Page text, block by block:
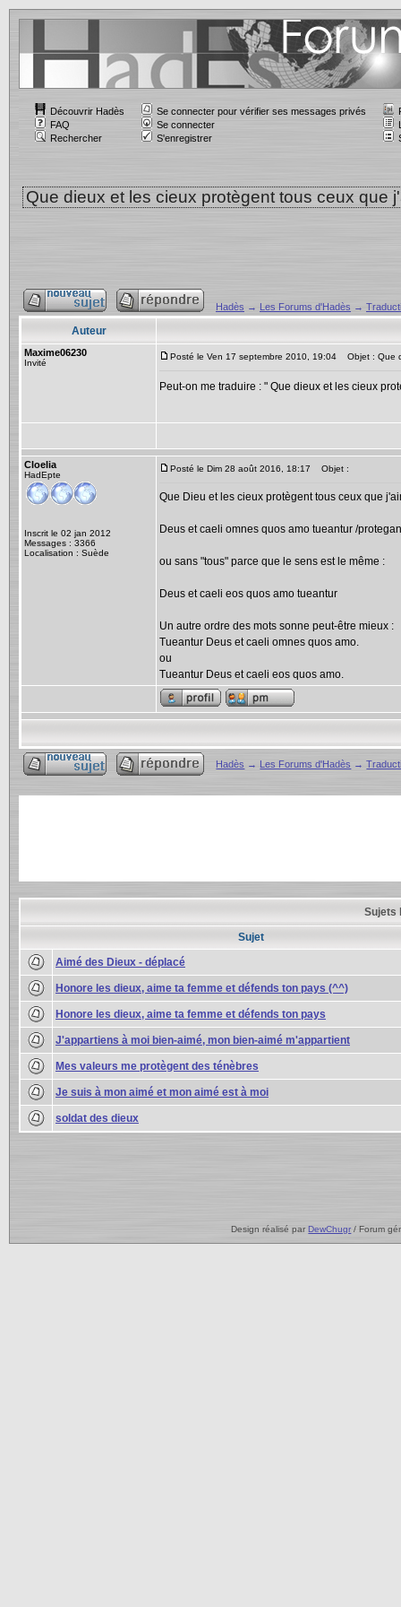
Découvrir Hadès
FAQ
Rechercher
Se connecter pour vérifier ses messages privés
Se connecter
S'enregistrer
Que dieux et les cieux protègent tous ceux que
Hadès → Les Forums d'Hadès →
Auteur
Maxime06230
Invité
Posté le Ven 17 septembre 2010, 19:04 Objet : Que
Peut-on me traduire : " Que dieux et les cieux
Cloelia
HadEpte
Inscrit le 02 jan 2012
Messages : 3366
Localisation : Suède
Posté le Dim 28 août 2016, 18:17 Objet :
Que Dieu et les cieux protègent tous ceux que
Deus et caeli omnes quos amo tueantur /
ou sans "tous" parce que le sens est le même :
Deus et caeli eos quos amo tueantur
Un autre ordre des mots sonne peut-être mieux :
Tueantur Deus et caeli omnes quos amo.
ou
Tueantur Deus et caeli eos quos amo.
Hadès → Les Forums d'Hadès →
Sujets
Sujet
Aimé des Dieux - déplacé
Honore les dieux, aime ta femme et défends ton pays (^^)
Honore les dieux, aime ta femme et défends ton pays
J'appartiens à moi bien-aimé, mon bien-aimé m'appartient
Mes valeurs me protègent des ténèbres
Je suis à mon aimé et mon aimé est à moi
soldat des dieux
Design réalisé par DewChugr / Forum